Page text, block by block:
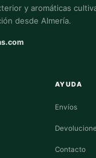
y aromáticas
desde Almería.
AYUDA
Envíos
Contacto